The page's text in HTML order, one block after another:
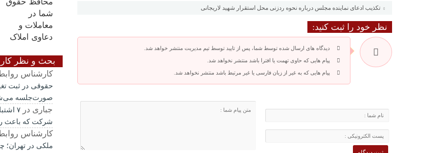
تکذیب ادعای نماینده مجلس درباره نحوه ردزنی محل استقرار شهید لاریجانی
نظر خود را ثبت کنید:
دیدگاه های ارسال شده توسط شما، پس از تایید توسط تیم مدیریت منتشر خواهد شد.
پیام هایی که حاوی تهمت یا افترا باشد منتشر نخواهد شد.
پیام هایی که به غیر از زبان فارسی یا غیر مرتبط باشد منتشر نخواهد شد.
بحث و نظر
کارشناس
حقوقی در ثبت
صورت‌جلسه
جباری در
۷
شرکت که باعث
کارشناس
ملکی در تهران؛